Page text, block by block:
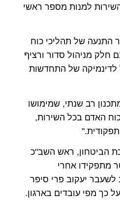
למנות מספר ראשי
התנעה של תהליכי כוח
חלק מניהול סדור ורציף
לדינמיקה של התחדשות
רב שנתי, שמימושו
האדם בכל השירות,
הביטחון, ראש השב"כ
מתפקידו אחרי
יעקוב פרי סיפר
כך מפי עובדים בארגון.